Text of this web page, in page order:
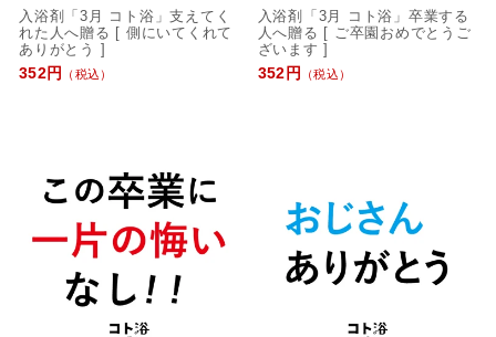
入浴剤「3月 コト浴」支えてく
れた人へ贈る [ 側にいてくれて
ありがとう ]
352円
（税込）
入浴剤「3月 コト浴」卒業する
人へ贈る [ ご卒園おめでとうご
ざいます ]
352円
（税込）